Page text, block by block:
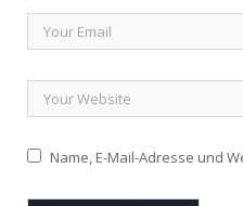
Name, E-Mail-Adresse und